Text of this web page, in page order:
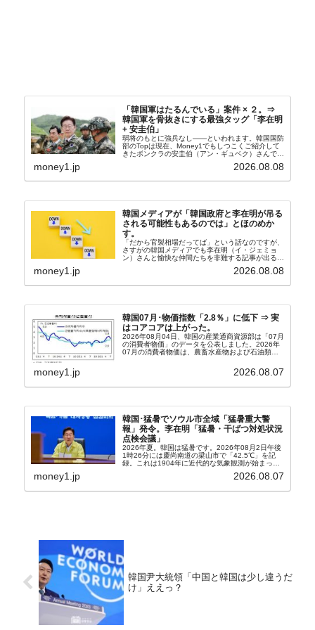
「韓国軍はたるんでいる」案件 × ２。⇒
韓国軍を骨抜きにする最強タッグ「李在明
+ 安圭伯」
弱将のもとに強兵なし――といわれます。韓国国防
部のTopは現在、Money1でもしつこくご紹介して
きたボンクラの安圭伯（アン・ギュベク）さんで
さんと「韓国初の文官上がり」の国防部長官安圭伯
money1.jp 2026.08.08
韓国メディアが「韓国政府と李在明が吊る
される可能性もあるのでは」とほのめか
す。
「だから官製相場だってば」という話なのですが、
さすがの韓国メディアでも李在明（イ・ジェミョ
ン）さんと愉快な仲間たちを非難する記事が出るよ
『朝鮮日報』に面白い記事が出ています。「東西南
money1.jp 2026.08.08
韓国07月･物価指数「2.8％」に低下 ⇒ 実
はコアコアは上がった。
2026年08月04日、韓国の産業通商資源部は「07月
の消費者物価」のデータを公表しました。2026年
07月の消費者物価は、農畜水産物および石油類の
2.8％上昇（06月は3.2％）となり、上昇率は前...
money1.jp 2026.08.07
韓国･猛暑でソウル市全域「猛暑重大警
報」発令。李在明「猛暑・干ばつ対処状況
点検会議」
2026年夏。韓国は猛暑です。2026年08月2日午後
1時26分には慶尚南道の梁山市で「42.5℃」を記
録。これは1904年に近代的な気象観測が始まって
ウル市全域への「猛暑重大警報」が発令され...
money1.jp 2026.08.07
韓国尹大統領「中国と韓国は少し違うだ
け」ええっ？